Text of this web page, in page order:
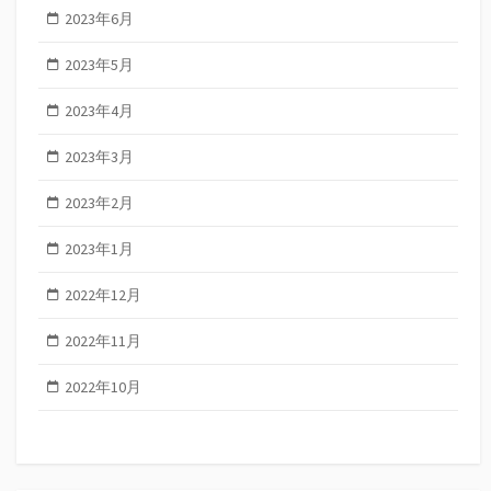
2023年6月
2023年5月
2023年4月
2023年3月
2023年2月
2023年1月
2022年12月
2022年11月
2022年10月